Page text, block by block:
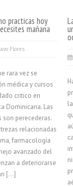
practicas hoy
mañana
Flores
rara vez se
médica y cursos
critico en
Dominicana. Las
perecederas.
relacionadas
farmacología
avanzado del
a deteriorarse
[…]